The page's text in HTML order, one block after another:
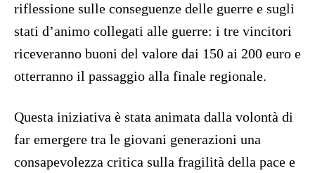
riflessione sulle conseguenze delle guerre e sugli
stati d’animo collegati alle guerre: i tre vincitori
riceveranno buoni del valore dai 150 ai 200 euro e
otterranno il passaggio alla finale regionale.
Questa iniziativa è stata animata dalla volontà di
far emergere tra le giovani generazioni una
consapevolezza critica sulla fragilità della pace e